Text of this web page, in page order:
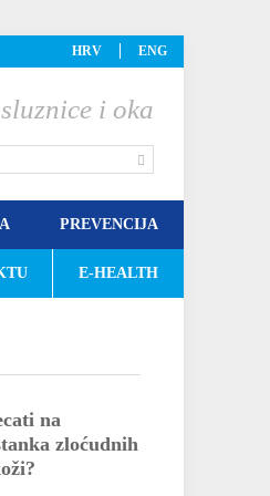
HRV ENG
i oka
PREVENCIJA
E-HEALTH
na
zloćudnih